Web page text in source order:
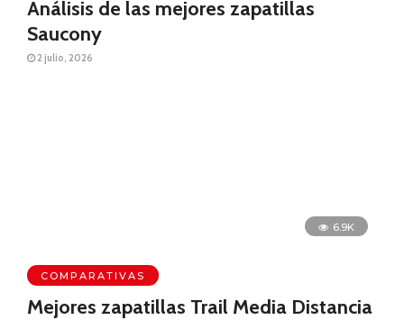
Análisis de las mejores zapatillas
Saucony
2 julio, 2026
6.9K
COMPARATIVAS
Mejores zapatillas Trail Media Distancia